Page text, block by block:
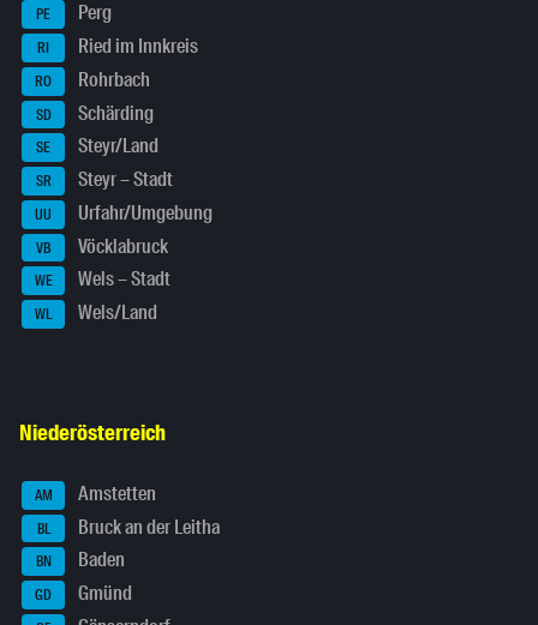
PE Perg
RI Ried im Innkreis
RO Rohrbach
SD Schärding
SE Steyr/Land
SR Steyr – Stadt
UU Urfahr/Umgebung
VB Vöcklabruck
WE Wels – Stadt
WL Wels/Land
Niederösterreich
AM Amstetten
BL Bruck an der Leitha
BN Baden
GD Gmünd